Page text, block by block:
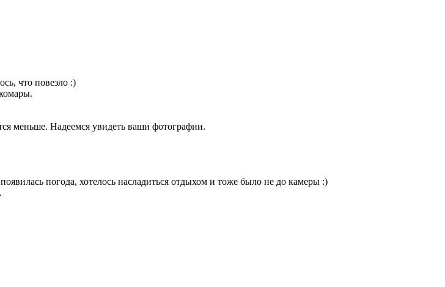
что повезло :)
меньше. Надеемся увидеть ваши фотографии.
погода, хотелось насладиться отдыхом и тоже было не до камеры :)